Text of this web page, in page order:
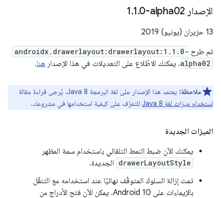
الإصدار ‎1 .1.0-alpha02
13 حزيران (يونيو) 2019
تم طرح androidx.drawerlayout:drawerlayout:1.1.0-
alpha02. يمكنك الاطّلاع على التعديلات في هذا الإصدار هنا.
ملاحظة: يعتمد هذا الإصدار على لغة البرمجة Java 8. يُرجى قراءة مقالة
استخدام ميزات لغة Java 8
للتعرّف على كيفية استخدامها في مشروعك.
الميزات الجديدة
يمكنك الآن ضبط النمط التلقائي باستخدام سمة المظهر
drawerLayoutStyle الجديدة.
تمت إزالة السلوك المتوقّف نهائيًا عند استخدامه مع التنقّل
بالإيماءات على Android 10. يمكن الآن فتح الأدراج من